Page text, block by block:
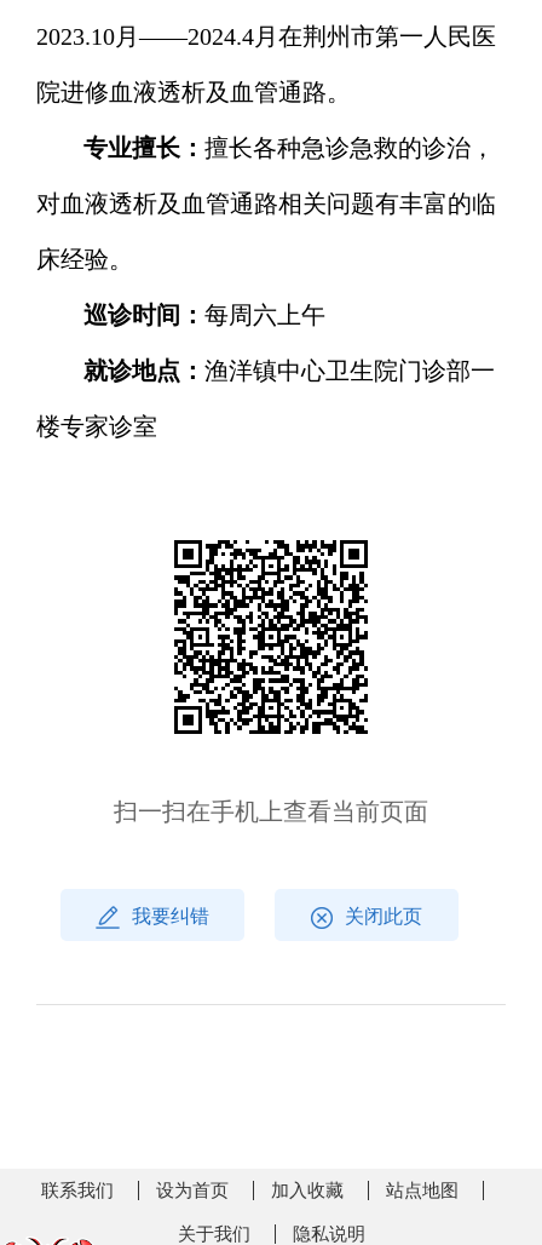
2023.10月——2024.4月在荆州市第一人民医
院进修血液透析及血管通路。
专业擅长： 擅长各种急诊急救的诊治，
对血液透析及血管通路相关问题有丰富的临
床经验。
巡诊时间： 每周六上午
就诊地点： 渔洋镇中心卫生院门诊部一
楼专家诊室
扫一扫在手机上查看当前页面
我要纠错 关闭此页
联系我们 设为首页 加入收藏 站点地图
关于我们 隐私说明